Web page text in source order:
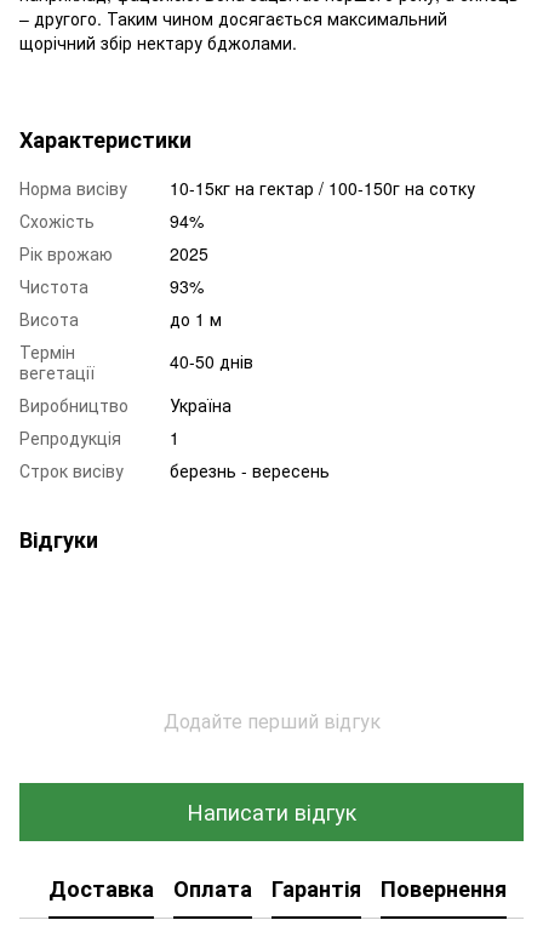
– другого. Таким чином досягається максимальний
щорічний збір нектару бджолами.
Характеристики
Норма висіву
10-15кг на гектар / 100-150г на сотку
Схожість
94%
Рік врожаю
2025
Чистота
93%
Висота
до 1 м
Термін
вегетації
40-50 днів
Виробництво
Україна
Репродукція
1
Строк висіву
березнь - вересень
Відгуки
Додайте перший відгук
Написати відгук
Доставка Оплата Гарантія Повернення